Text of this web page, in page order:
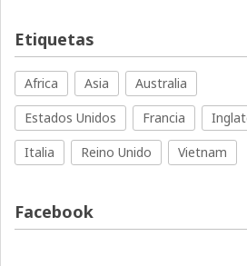
Etiquetas
Africa Asia
Australia
Estados Unidos
Francia
Italia
Reino Unido Vietnam
Facebook